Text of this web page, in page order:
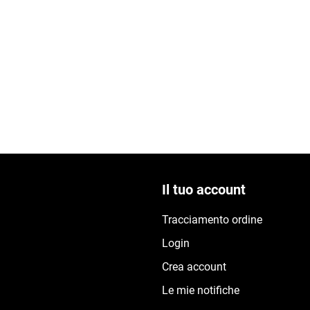
Il tuo account
Tracciamento ordine
Login
Crea account
Le mie notifiche